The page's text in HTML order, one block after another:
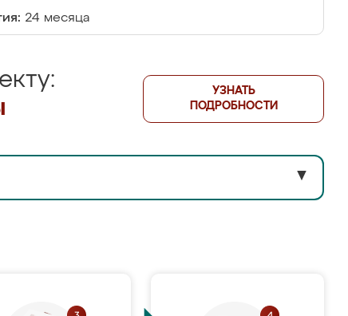
24 месяца
УЗНАТЬ
ПОДРОБНОСТИ
▼